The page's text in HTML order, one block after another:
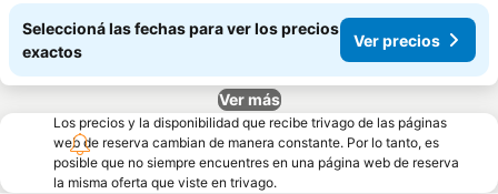
Seleccioná las fechas para ver los precios
exactos
Ver precios
Ver más
Los precios y la disponibilidad que recibe trivago de las páginas
web de reserva cambian de manera constante. Por lo tanto, es
posible que no siempre encuentres en una página web de reserva
la misma oferta que viste en trivago.